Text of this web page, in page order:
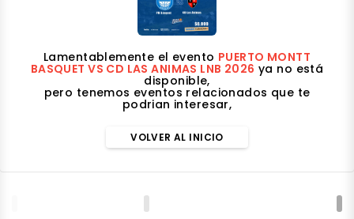
Lamentablemente el evento PUERTO MONTT
BASQUET VS CD LAS ANIMAS LNB 2026 ya no está
disponible,
pero tenemos eventos relacionados que te
podrian interesar,
VOLVER AL INICIO